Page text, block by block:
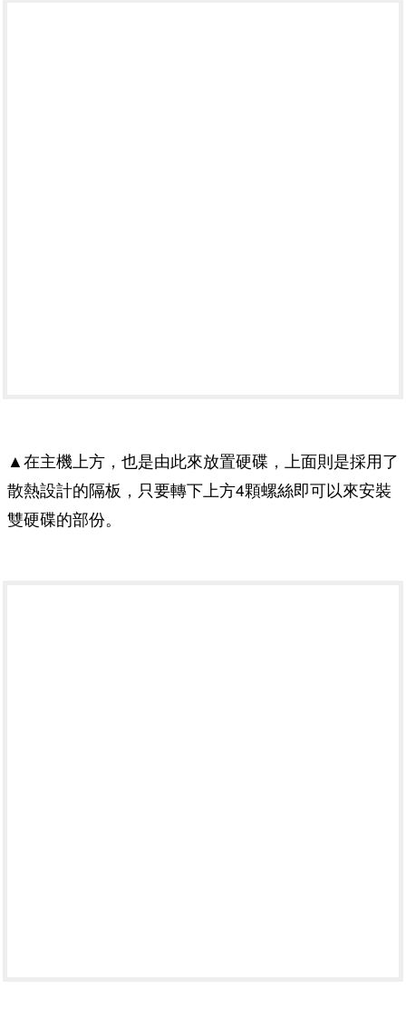
▲在主機上方，也是由此來放置硬碟，上面則是採用了
散熱設計的隔板，只要轉下上方4顆螺絲即可以來安裝
雙硬碟的部份。